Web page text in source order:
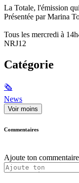
La Totale, l'émission
Présentée par Marina
Tous les mercredi à
NRJ12
Catégorie
🗞
News
Voir moins
Commentaires
Ajoute ton commentaire